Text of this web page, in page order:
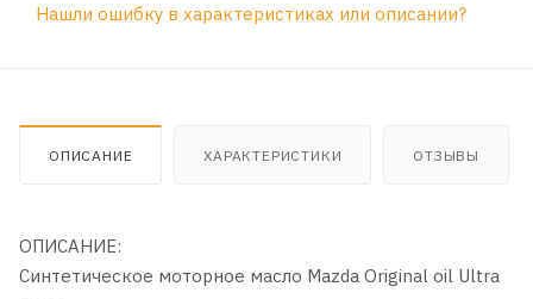
Нашли ошибку в характеристиках или описании?
ОПИСАНИЕ ХАРАКТЕРИСТИКИ ОТЗЫВЫ
ОПИСАНИЕ:
Синтетическое моторное масло Mazda Original oil Ultra